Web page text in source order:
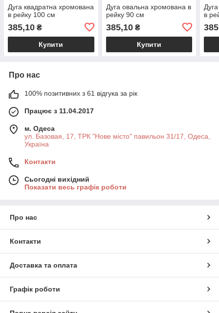
Дуга квадратна хромована
в рейку 100 см
385,10 ₴
Купити
Дуга овальна хромована в
рейку 90 см
385,10₴
Купити
в
Про нас
100% позитивних з 61 відгука за рік
Працює з 11.04.2017
м. Одеса
ул. Базовая, 17, ТРК "Нове місто" павильон 31/17, Одеса,
Україна
Контакти
Сьогодні вихідний
Показати весь графік роботи
Про нас
Контакти
Доставка та оплата
Графік роботи